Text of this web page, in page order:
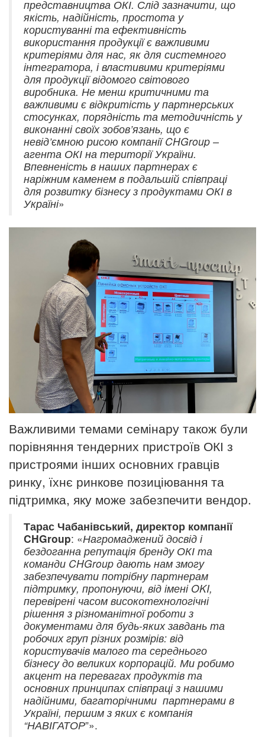
представництва ОКІ. Слід зазначити, що
якість, надійність, простота у
користуванні та ефективність
використання продукції є важливими
критеріями для нас, як для системного
інтегратора, і властивими критеріями
для продукції відомого світового
виробника. Не менш критичними та
важливими є відкритість у партнерських
стосунках, порядність та методичність у
виконанні своїх зобов’язань, що є
невід’ємною рисою компанії CHGroup –
агента ОКІ на території України.
Впевненість в наших партнерах є
наріжним каменем в подальшій співпраці
для розвитку бізнесу з продуктами ОКІ в
Україні»
Важливими темами семінару також були
порівняння тендерних пристроїв ОКІ з
пристроями інших основних гравців
ринку, їхнє ринкове позиціювання та
підтримка, яку може забезпечити вендор.
Тарас Чабанівський, директор компанії
CHGroup: «Нагромаджений досвід і
бездоганна репутація бренду ОКІ та
команди CHGroup дають нам змогу
забезпечувати потрібну партнерам
підтримку, пропонуючи, від імені OKI,
перевірені часом високотехнологічні
рішення з різноманітної роботи з
документами для будь-яких завдань та
робочих груп різних розмірів: від
користувачів малого та середнього
бізнесу до великих корпорацій. Ми робимо
акцент на перевагах продуктів та
основних принципах співпраці з нашими
надійними, багаторічними партнерами в
Україні, першим з яких є компанія
“НАВІГАТОР”».